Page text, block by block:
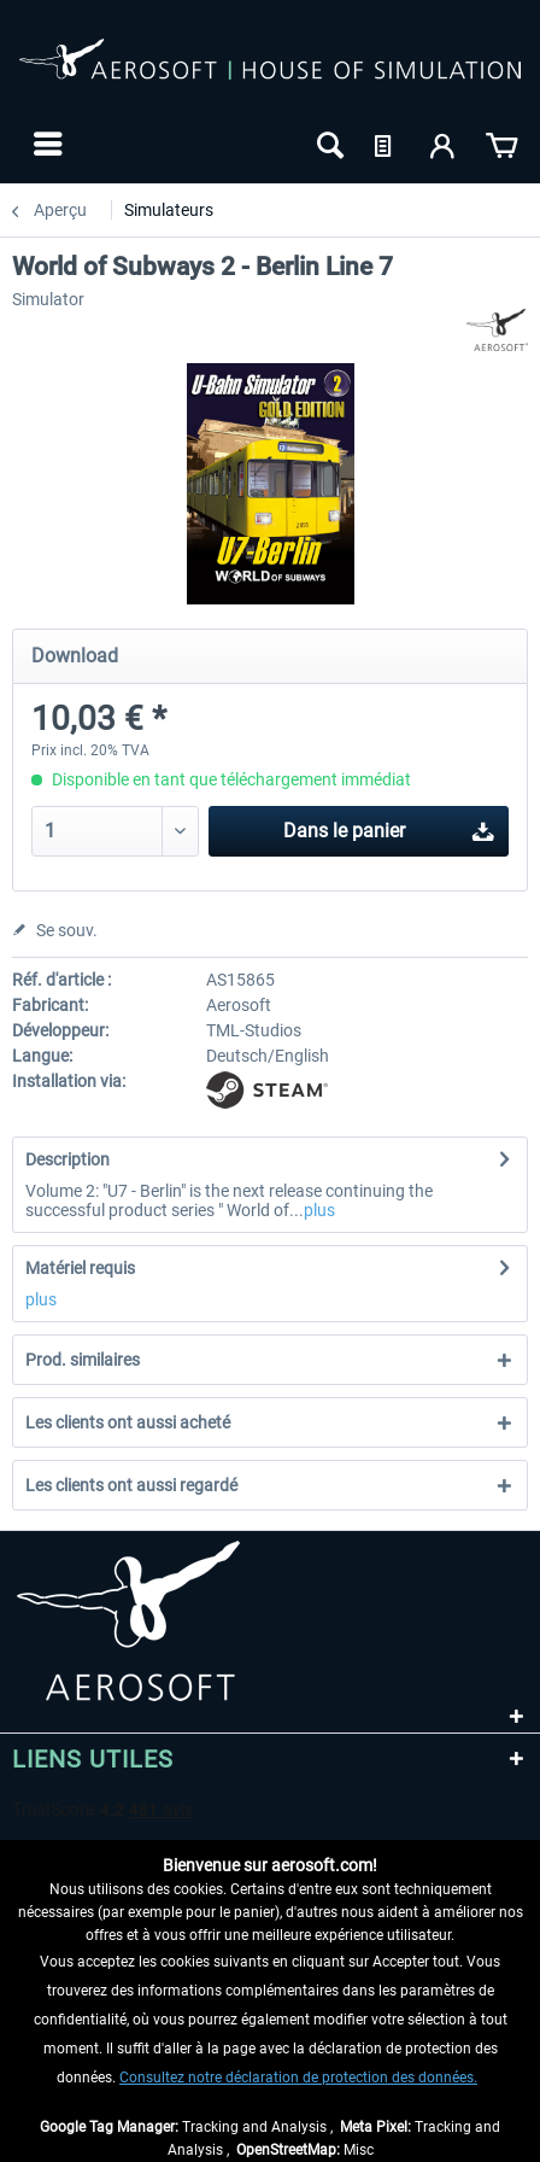
Aperçu Simulateurs
Fernbus Simulator
30,20 € *
Train Simulator Classic
World of Subways 2 - Berlin Line 7
Simulator
Download
10,03 € *
Prix incl. 20% TVA
Disponible en tant que téléchargement immédiat
Dans le panier
Se souv.
Réf. d'article :
AS15865
Fabricant:
Aerosoft
Développeur:
TML-Studios
Langue:
Deutsch/English
Installation via:
Description
Volume 2: "U7 - Berlin" is the next release continuing the
successful product series " World of...plus
Matériel requis
plus
Prod. similaires
Les clients ont aussi acheté
Les clients ont aussi regardé
LIENS UTILES
RENONCER AU CONTRAT ICI
INFORMATIONS
NE MANQUEZ PAS LES DERNIÈRES
Bienvenue sur aerosoft.com!
Nous utilisons des cookies. Certains d'entre eux sont techniquement
nécessaires (par exemple pour le panier), d'autres nous aident à améliorer nos
offres et à vous offrir une meilleure expérience utilisateur.
Vous acceptez les cookies suivants en cliquant sur Accepter tout. Vous
trouverez des informations complémentaires dans les paramètres de
confidentialité, où vous pourrez également modifier votre sélection à tout
moment. Il suffit d'aller à la page avec la déclaration de protection des
données. Consultez notre déclaration de protection des données.
Google Tag Manager: Tracking and Analysis , Meta Pixel: Tracking and
Analysis , OpenStreetMap:Misc